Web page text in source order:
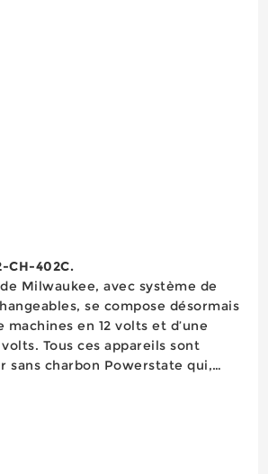
CH-402C.
Milwaukee, avec système de
se compose désormais
machines en 12 volts et d’une
sont
sans charbon Powerstate qui,